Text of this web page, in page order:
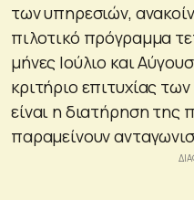
των υπηρεσιών,
πιλοτικό πρόγραμμα
μήνες Ιούλιο και
κριτήριο επιτυχίας
είναι η διατήρηση της
παραμείνουν